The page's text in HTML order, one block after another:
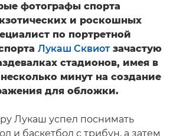
фотографы спорта
и роскошных
по портретной
Лукаш Сквиотзачастую
стадионов, имея в
минут на создание
для обложки.
Лукаш успел поснимать
и баскетбол с трибун, а затем